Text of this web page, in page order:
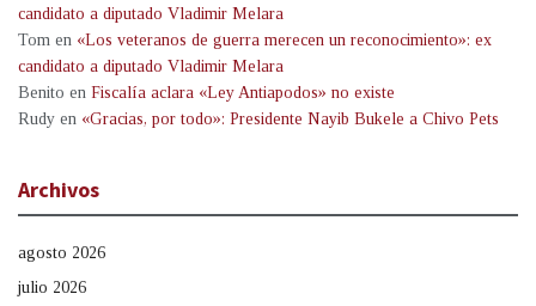
candidato a diputado Vladimir Melara
Tom en «Los veteranos de guerra merecen un reconocimiento»: ex
candidato a diputado Vladimir Melara
Benito en Fiscalía aclara «Ley Antiapodos» no existe
Rudy en «Gracias, por todo»: Presidente Nayib Bukele a Chivo Pets
Archivos
agosto 2026
julio 2026